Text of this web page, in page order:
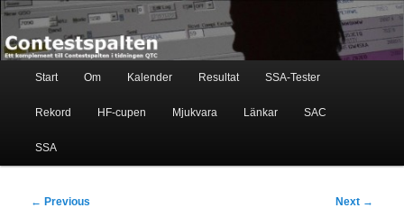
Skip
primary
content
Contestspalten
Ett komplement till contestspalten i tidningen QTC
Start Om Kalender Resultat SSA-Tester
Rekord HF-cupen Mjukvara Länkar SAC
SSA
Post
← Previous Next →